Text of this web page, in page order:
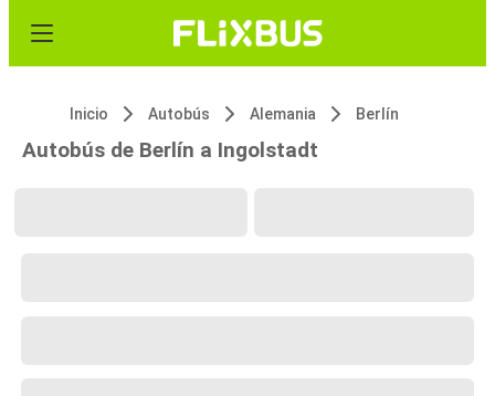
Inicio Autobús Alemania Berlín
Autobús de Berlín a Ingolstadt